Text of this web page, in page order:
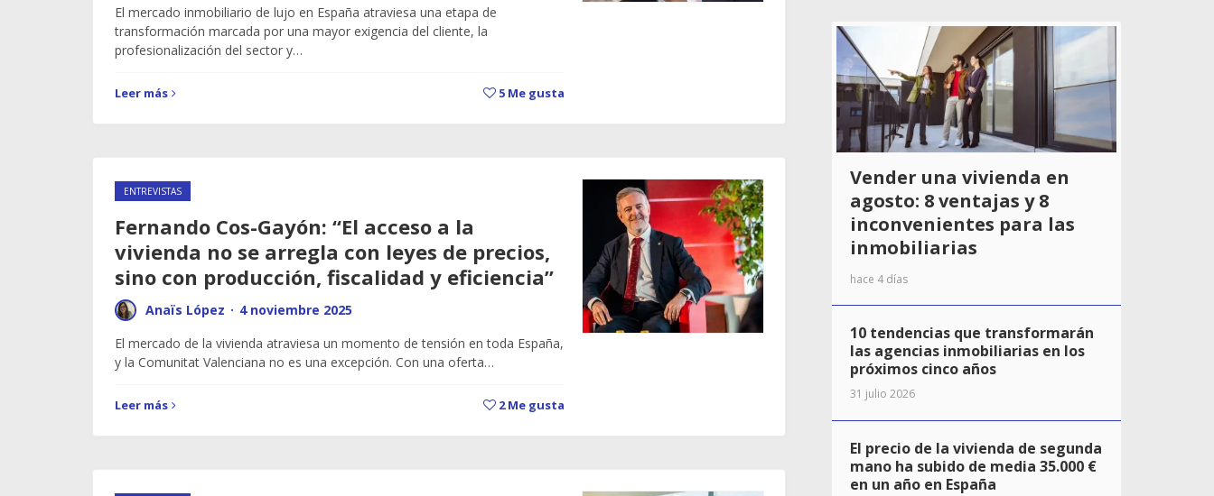
El mercado inmobiliario de lujo en España atraviesa una etapa de
transformación marcada por una mayor exigencia del cliente, la
profesionalización del sector y…
Leer más 5 Me gusta
ENTREVISTAS
Fernando Cos-Gayón: “El acceso a la
vivienda no se arregla con leyes de precios,
sino con producción, fiscalidad y eficiencia”
Anaïs López · 4 noviembre 2025
El mercado de la vivienda atraviesa un momento de tensión en toda España,
y la Comunitat Valenciana no es una excepción. Con una oferta…
Leer más 2Me gusta
Vender una vivienda en
agosto: 8 ventajas y 8
inconvenientes para las
inmobiliarias
hace 4 días
10 tendencias que transformarán
las agencias inmobiliarias en los
próximos cinco años
31 julio 2026
El precio de la vivienda de segunda
mano ha subido de media 35.000 €
en un año en España